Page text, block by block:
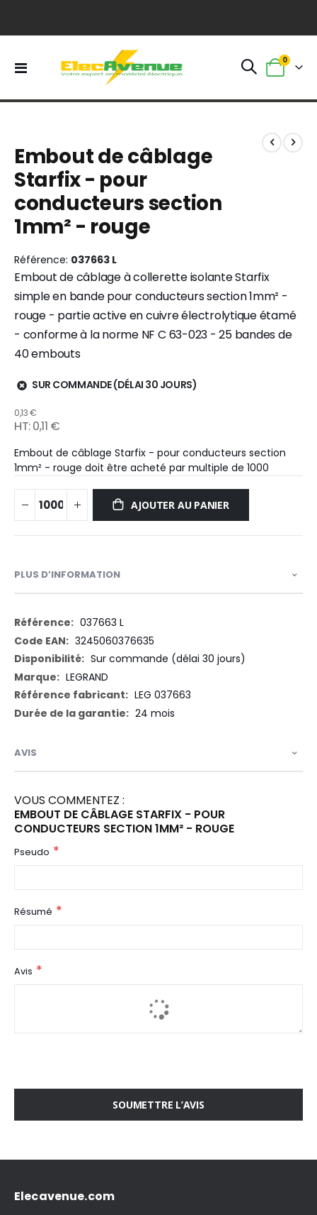
Basculer
Panier
0
the
end
of
the
images
gallery
the
beginning
of
the
images
gallery
Embout de câblage
Starfix - pour
conducteurs section
1mm² - rouge
Référence 037663 L
Embout de câblage à collerette isolante Starfix
simple en bande pour conducteurs section 1mm² -
rouge - partie active en cuivre électrolytique étamé
- conforme à la norme NF C 63-023 - 25 bandes de
40 embouts
SUR COMMANDE (DÉLAI 30 JOURS)
0,13 €
0,11 €
Embout de câblage Starfix - pour conducteurs section
1mm² - rouge doit être acheté par multiple de 1000
AJOUTER AU PANIER
PLUS D’INFORMATION
Plus
d’information
037663 L
3245060376635
Sur commande (délai 30 jours)
LEGRAND
LEG 037663
24 mois
AVIS
VOUS COMMENTEZ :
EMBOUT DE CÂBLAGE STARFIX - POUR
CONDUCTEURS SECTION 1MM² - ROUGE
Pseudo
Résumé
Avis
SOUMETTRE L’AVIS
Elecavenue.com